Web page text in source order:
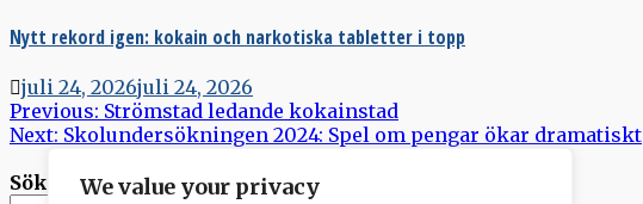
We value your privacy
Nytt rekord igen: kokain och narkotiska tabletter i topp
juli 24, 2026juli 24, 2026
Inläggsnavigering
Previous: Strömstad ledande kokainstad
Next: Skolundersökningen 2024: Spel om pengar ökar dramatiskt
Sök